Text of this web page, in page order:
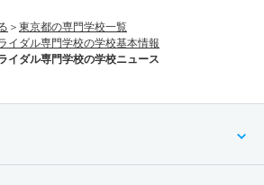
東京都の専門学校一覧
イダル専門学校の学校基本情報
イダル専門学校の学校ニュース